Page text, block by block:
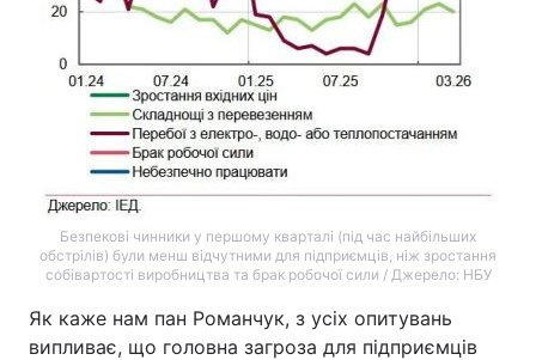
Безпекові чинники у першому кварталі (під час найбільших
обстрілів) були менш відчутними для підприємців, ніж зростання
собівартості виробництва та брак робочої сили / Джерело: НБУ
Як каже нам пан Романчук, з усіх опитувань
випливає, що головна загроза для підприємців